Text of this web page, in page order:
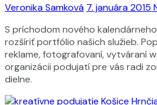
Veronika Samková 7. januára 2015
S príchodom nového
rozšíriť portfólio našich služieb.
reklame, fotografovaní, vytváraní
organizácii podujatí pre vás radi
dielne.